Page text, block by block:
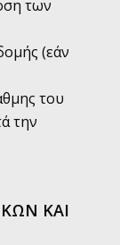
των
(εάν
του
την
ΚΑΙ